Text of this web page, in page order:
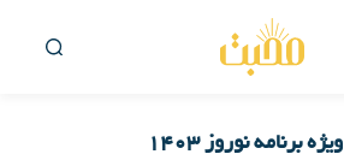
ویژه برنامه نوروز ۱۴۰۳